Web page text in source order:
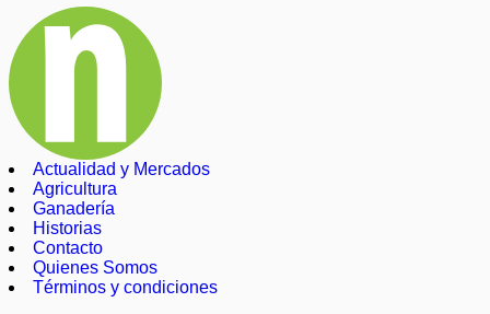
Actualidad y Mercados
Agricultura
Ganadería
Historias
Contacto
Quienes Somos
Términos y condiciones